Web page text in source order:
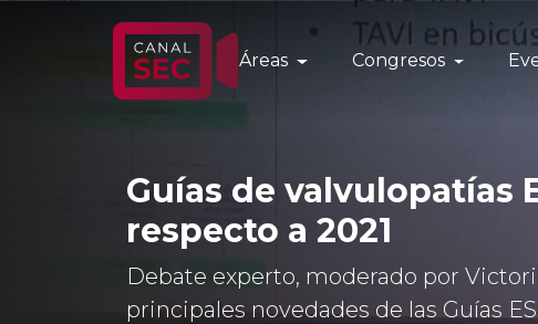
Áreas Congresos
Guías de valvulopatías
respecto a 2021
Debate experto, moderado por
principales novedades de las Guías